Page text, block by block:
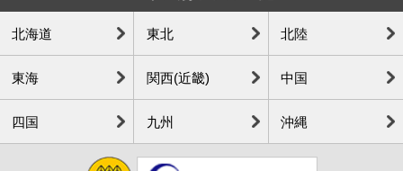
北海道 東北 北陸
東海 関西(近畿) 中国
四国 九州 沖縄